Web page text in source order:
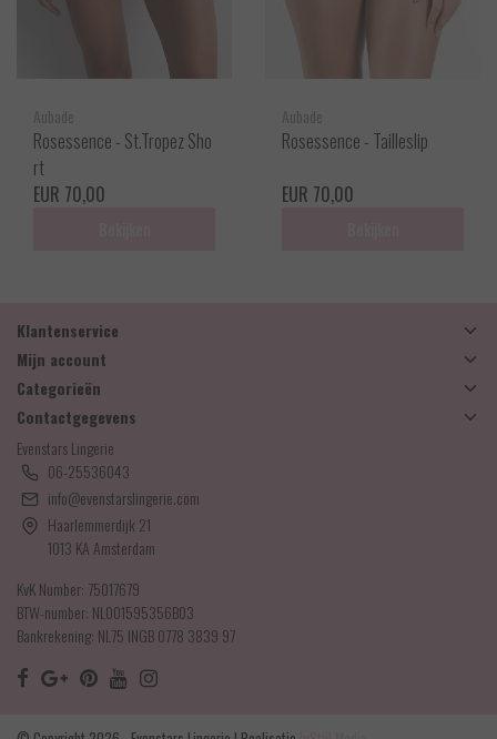
Aubade
Rosessence - St.Tropez Sho
rt
EUR 70,00
Aubade
Rosessence - Tailleslip
EUR 70,00
Klantenservice
Mijn account
Categorieën
Contactgegevens
Evenstars Lingerie
06-25536043
info@evenstarslingerie.com
Haarlemmerdijk 21
1013 KA Amsterdam
KvK Number: 75017679
BTW-number: NL001595356B03
Bankrekening: NL75 INGB 0778 3839 97